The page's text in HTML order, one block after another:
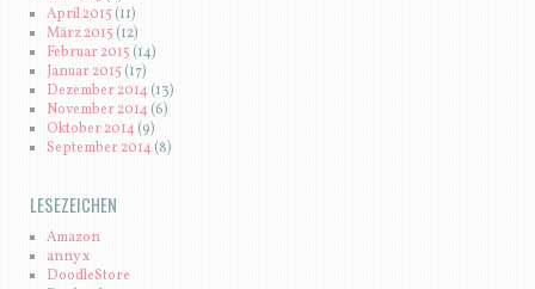
April 2015 (11)
März 2015 (12)
Februar 2015 (14)
Januar 2015 (17)
Dezember 2014(13)
November 2014(6)
Oktober 2014(9)
September 2014(8)
LESEZEICHEN
Amazon
anny x
DoodleStore